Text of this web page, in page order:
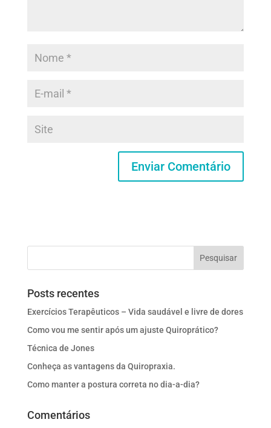
Posts recentes
Exercícios Terapêuticos – Vida saudável e livre de dores
Como vou me sentir após um ajuste Quiroprático?
Técnica de Jones
Conheça as vantagens da Quiropraxia.
Como manter a postura correta no dia-a-dia?
Comentários